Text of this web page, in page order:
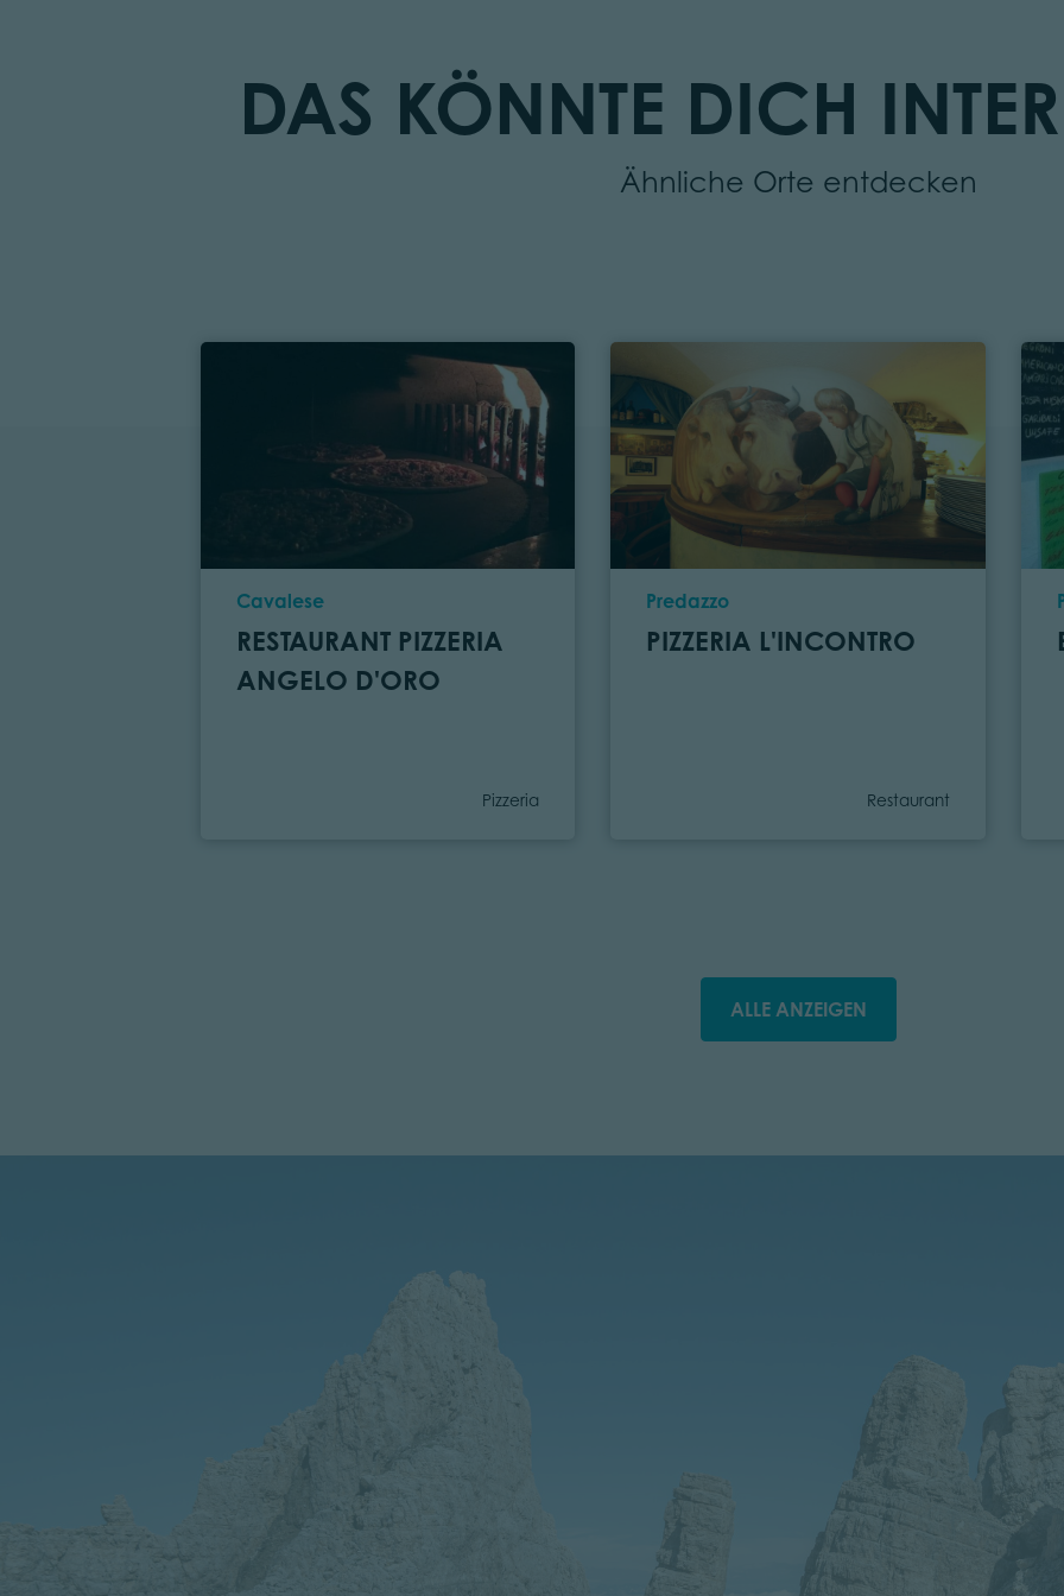
DAS KÖNNTE DICH
Ähnliche Orte entdecken
Ort
Cavalese
RESTAURANT PIZZERIA
ANGELO D'ORO
Kategorie
Pizzeria
Ort
Predazzo
PIZZERIA L'INCONTRO
Kategorie
Restaurant
ALLE ANZEIGEN